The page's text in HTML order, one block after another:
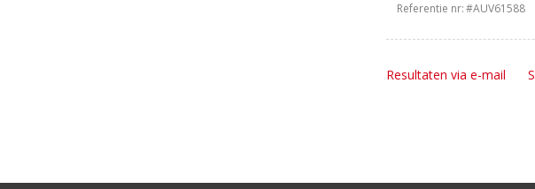
Referentie nr:#AUV61588
Resultaten via e-mail